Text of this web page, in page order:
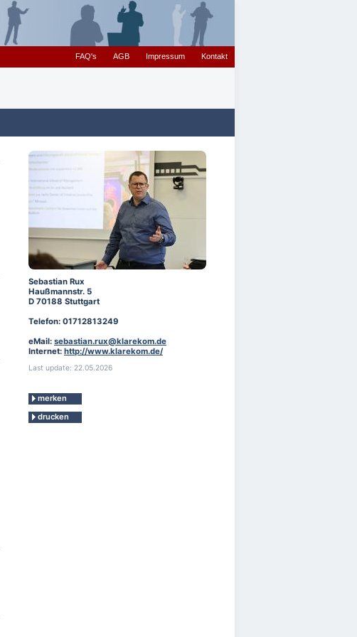
FAQ's AGB Impressum Kontakt
Sebastian Rux
Haußmannstr. 5
D 70188 Stuttgart
Telefon: 01712813249
eMail: sebastian.rux@klarekom.de
Internet: http://www.klarekom.de/
Last update: 22.05.2026
merken
drucken